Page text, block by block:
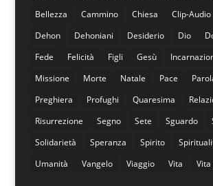
Bellezza
Cammino Chiesa Clip-Audio
Dehon
Dehoniani Desiderio Dio
Fede
Felicità Figli Gesù
Missione
Morte Natale Pace
Preghiera
Profughi Quaresima
Risurrezione
Segno Sete Sguardo
Solidarietà
Speranza Spirito
Umanità
Vangelo Viaggio Vita